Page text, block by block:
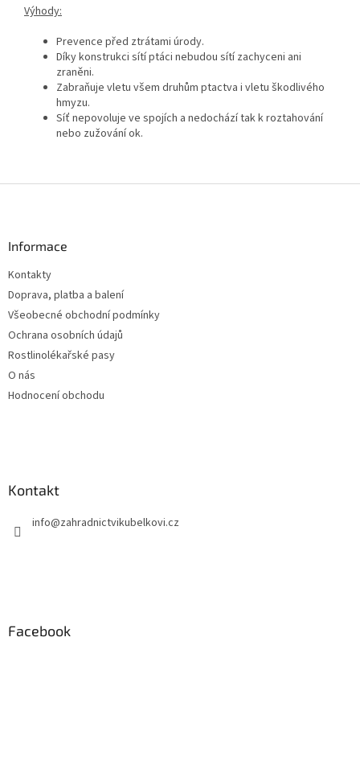
Výhody:
Prevence před ztrátami úrody.
Díky konstrukci sítí ptáci nebudou sítí zachyceni ani
zraněni.
Zabraňuje vletu všem druhům ptactva i vletu škodlivého
hmyzu.
Síť nepovoluje ve spojích a nedochází tak k roztahování
nebo zužování ok.
Informace
Kontakty
Doprava, platba a balení
Všeobecné obchodní podmínky
Ochrana osobních údajů
Rostlinolékařské pasy
O nás
Hodnocení obchodu
Kontakt
info@zahradnictvikubelkovi.cz
Facebook